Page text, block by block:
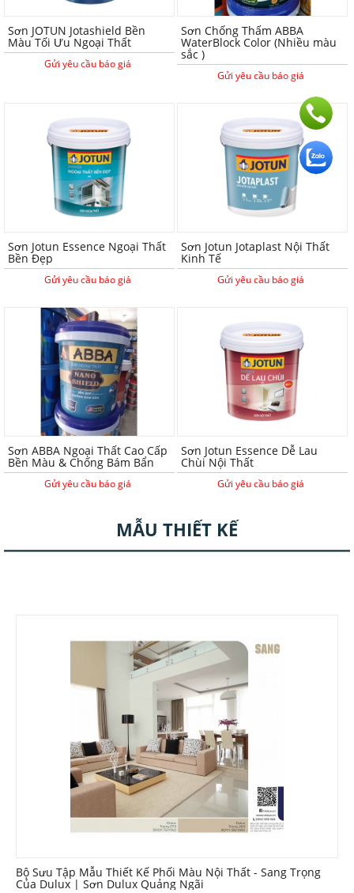
Sơn JOTUN Jotashield Bền
Màu Tối Ưu Ngoại Thất
Gửi yêu cầu báo giá
Sơn Chống Thấm ABBA
WaterBlock Color (Nhiều màu
sắc )
Gửi yêu cầu báo giá
Sơn Jotun Essence Ngoại Thất
Bền Đẹp
Gửi yêu cầu báo giá
Sơn Jotun Jotaplast Nội Thất
Kinh Tế
Gửi yêu cầu báo giá
Sơn ABBA Ngoại Thất Cao Cấp
Bền Màu & Chống Bám Bẩn
Gửi yêu cầu báo giá
Sơn Jotun Essence Dễ Lau
Chùi Nội Thất
Gửi yêu cầu báo giá
MẪU THIẾT KẾ
Bộ Sưu Tập Mẫu Thiết Kế Phối Màu Nội Thất - Sang Trọng
Của Dulux | Sơn Dulux Quảng Ngãi